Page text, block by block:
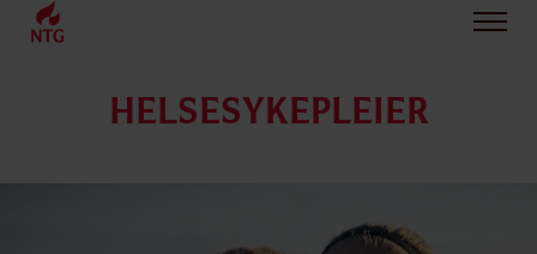
HELSESYKEPLEIER